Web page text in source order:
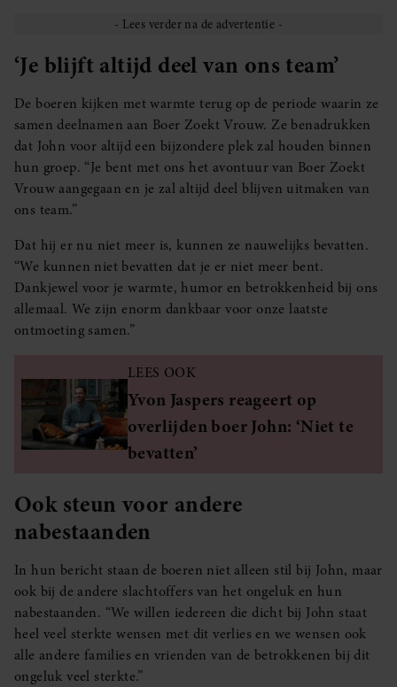
‘Je blijft altijd deel van ons team’
De boeren kijken met warmte terug op de periode waarin ze
samen deelnamen aan Boer Zoekt Vrouw. Ze benadrukken
dat John voor altijd een bijzondere plek zal houden binnen
hun groep. “Je bent met ons het avontuur van Boer Zoekt
Vrouw aangegaan en je zal altijd deel blijven uitmaken van
ons team.”
Dat hij er nu niet meer is, kunnen ze nauwelijks bevatten.
“We kunnen niet bevatten dat je er niet meer bent.
Dankjewel voor je warmte, humor en betrokkenheid bij ons
allemaal. We zijn enorm dankbaar voor onze laatste
ontmoeting samen.”
LEES OOK
Yvon Jaspers reageert op
overlijden boer John: ‘Niet te
bevatten’
Ook steun voor andere
nabestaanden
In hun bericht staan de boeren niet alleen stil bij John, maar
ook bij de andere slachtoffers van het ongeluk en hun
nabestaanden. “We willen iedereen die dicht bij John staat
heel veel sterkte wensen met dit verlies en we wensen ook
alle andere families en vrienden van de betrokkenen bij dit
ongeluk veel sterkte.”